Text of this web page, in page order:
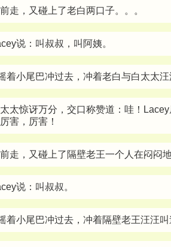
走，又碰上了老白两口子。。。
说：叫叔叔，叫阿姨。
着小尾巴冲过去，冲着老白与白太太汪
太惊讶万分，交口称赞道：哇！
害，厉害！
走，又碰上了隔壁老王一个人在闷闷地
说：叫叔叔。
着小尾巴冲过去，冲着隔壁老王汪汪叫